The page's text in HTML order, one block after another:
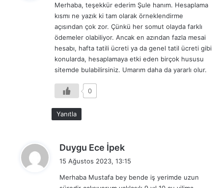
i
k
i
:
Merhaba, teşekkür ederim Şule hanım. Hesaplama
kısmı ne yazık ki tam olarak örneklendirme
açısından çok zor. Çünkü her somut olayda farklı
ödemeler olabiliyor. Ancak en azından fazla mesai
hesabı, hafta tatili ücreti ya da genel tatil ücreti gibi
konularda, hesaplamaya etki eden birçok hususu
sitemde bulabilirsiniz. Umarım daha da yararlı olur.
0
Yanıtla
Duygu Ece İpek
i
15 Ağustos 2023, 13:15
Merhaba Mustafa bey bende iş yerimde uzun